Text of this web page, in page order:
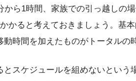
から1時間、家族での引っ越しの
かると考えておきましょう。基
時間を加えたものがトータルの
とスケジュールを組めないという